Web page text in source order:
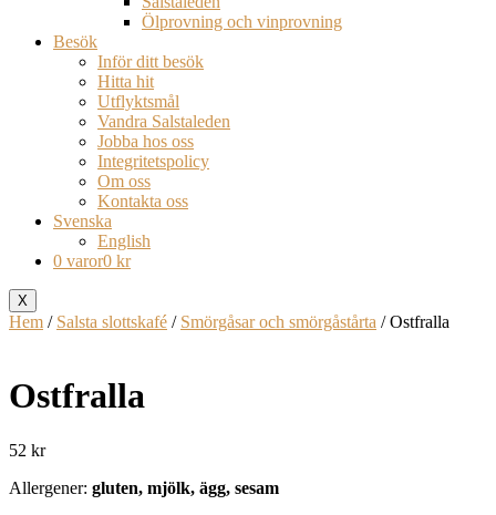
Ölprovning och vinprovning
Besök
Inför ditt besök
Hitta hit
Utflyktsmål
Vandra Salstaleden
Jobba hos oss
Integritetspolicy
Om oss
Kontakta oss
Svenska
English
0 varor0 kr
X
Hem / Salsta slottskafé / Smörgåsar och smörgåstårta / Ostfralla
Ostfralla
52 kr
Allergener: gluten, mjölk, ägg, sesam